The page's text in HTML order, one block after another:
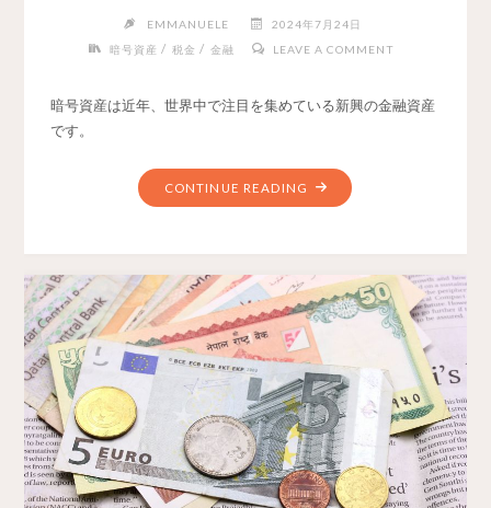
EMMANUELE
2024年7月24日
暗号資産 / 税金 / 金融 LEAVE A COMMENT
暗号資産は近年、世界中で注目を集めている新興の金融資産
です。
CONTINUE READING